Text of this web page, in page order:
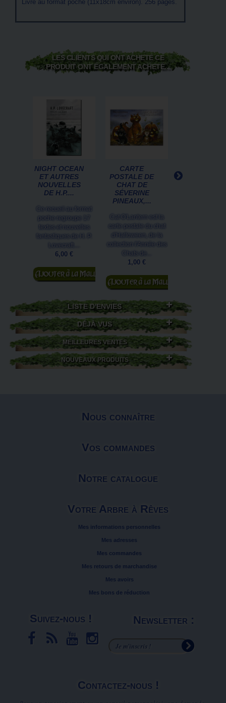
Livre au format poche (11x18cm environ). 256 pages.
LES CLIENTS QUI ONT ACHETÉ CE
PRODUIT ONT ÉGALEMENT ACHETÉ...
NIGHT OCEAN
ET AUTRES
NOUVELLES
DE H.P....
Ce recueil au format
poche regroupe 17
textes et nouvelles
fantastiques de H. P.
Lovecraft....
6,00 €
Ajouter au
panier
CARTE
POSTALE DE
CHAT DE
SÉVERINE
PINEAUX,...
Cat O'Lantern est la
carte postale du chat
d'Halloween, de la
collection l'Année des
Chats de...
1,00 €
Ajouter au
panier
CTHULHU
LISTE D'ENVIES
DÉJÀ VUS
MEILLEURES VENTES
NOUVEAUX PRODUITS
Nous connaître
Vos commandes
Notre catalogue
Votre Arbre à Rêves
Mes informations personnelles
Mes adresses
Mes commandes
Mes retours de marchandise
Mes avoirs
Mes bons de réduction
Suivez-nous ! Newsletter :
Contactez-nous !